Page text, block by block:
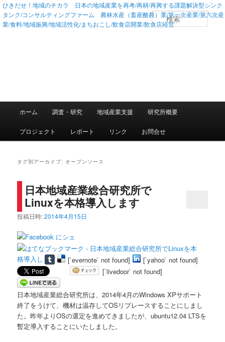
ひきだせ！地域のチカラ 日本の地域産業を再考/再耕/再興する課題解決型シンク
タンク/コンサルティングファーム 農林水産（畜産酪農）業/第一次産業/第六次産
業/食料/地域振興/地域活性化/まちおこし/飲食店開業/飲食店経営
検
索
メインコンテンツへ移動
サブコンテンツへ移動
ホーム 調査・研究 地域産業支援 研究所概要
プロジェクト レポート リンク お問合せ
タグ別アーカイブ: オープンソース
日本地域産業総合研究所で
Linuxを本格導入します
投稿日時:2014年4月15日
[`evernote` not found]
[`yahoo` not found]
[`livedoor` not found]
日本地域産業総合研究所は、2014年4月のWindows XPサポート
終了をうけて、機材は温存してOSリプレースすることにしまし
た。昨年よりOSの選定を進めてきましたが、ubuntu12.04 LTSを
暫定導入することにいたしました。